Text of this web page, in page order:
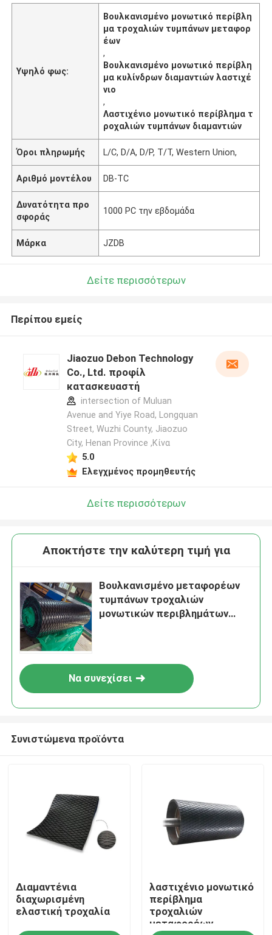
Αρχική Σελίδα
Προϊόντα
Βίντεο
Υψηλό φως:
Βουλκανισμένο μονωτικό περίβλη
μα τροχαλιών τυμπάνων μεταφορ
έων
,
Βουλκανισμένο μονωτικό περίβλη
μα κυλίνδρων διαμαντιών λαστιχέ
νιο
,
Λαστιχένιο μονωτικό περίβλημα τ
ροχαλιών τυμπάνων διαμαντιών
Όροι πληρωμής L/C, D/A, D/P, T/T, Western Union,
Αριθμό μοντέλου DB-TC
Δυνατότητα προ
σφοράς
1000 PC την εβδομάδα
Μάρκα JZDB
Δείτε περισσότερων
Περίπου εμείς
Jiaozuo Debon Technology
Co., Ltd. προφίλ
κατασκευαστή
intersection of Muluan
Avenue and Yiye Road, Longquan
Street, Wuzhi County, Jiaozuo
City, Henan Province ,Κίνα
5.0
Ελεγχμένος προμηθευτής
Δείτε περισσότερων
Αποκτήστε την καλύτερη τιμή για
Βουλκανισμένο μεταφορέων
τυμπάνων τροχαλιών
μονωτικών περιβλημάτων
Να συνεχίσει
Συνιστώμενα προϊόντα
Διαμαντένια
διαχωρισμένη
ελαστική τροχαλία
λαστιχένιο μονωτικό
περίβλημα
τροχαλιών
μεταφορέων